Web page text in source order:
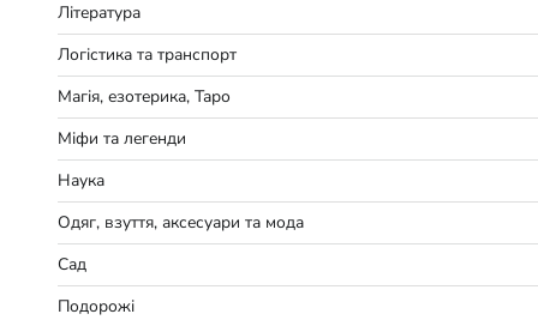
Література
Логістика та транспорт
Магія, езотерика, Таро
Міфи та легенди
Наука
Одяг, взуття, аксесуари та мода
Сад
Подорожі